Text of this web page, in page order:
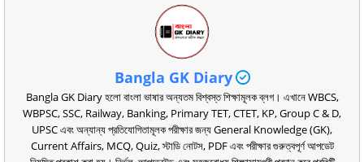
Bangla GK Diary
Bangla GK Diary হলো বাংলা ভাষার অন্যতম বিশ্বস্ত শিক্ষামূলক ব্লগ। এখানে WBCS,
WBPSC, SSC, Railway, Banking, Primary TET, CTET, KP, Group C & D,
UPSC এবং অন্যান্য প্রতিযোগিতামূলক পরীক্ষার জন্য General Knowledge (GK),
Current Affairs, MCQ, Quiz, স্টাডি নোটস, PDF এবং পরীক্ষার গুরুত্বপূর্ণ আপডেট